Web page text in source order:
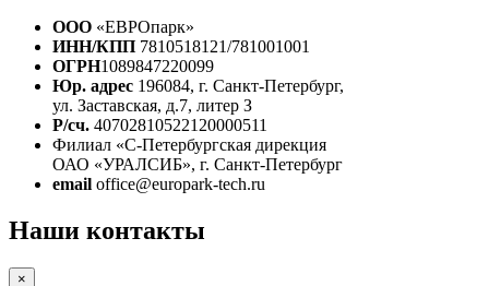
ООО «ЕВРОпарк»
ИНН/КПП 7810518121/781001001
ОГРН1089847220099
Юр. адрес 196084, г. Санкт-Петербург,
ул. Заставская, д.7, литер З
Р/сч. 40702810522120000511
Филиал «С-Петербургская дирекция
ОАО «УРАЛСИБ», г. Санкт-Петербург
email office@europark-tech.ru
Наши контакты
×